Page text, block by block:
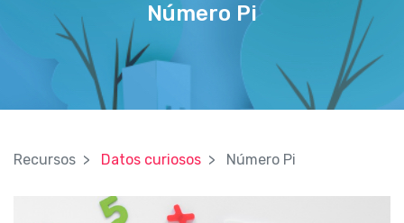
Número Pi
Recursos Datos curiosos Número Pi